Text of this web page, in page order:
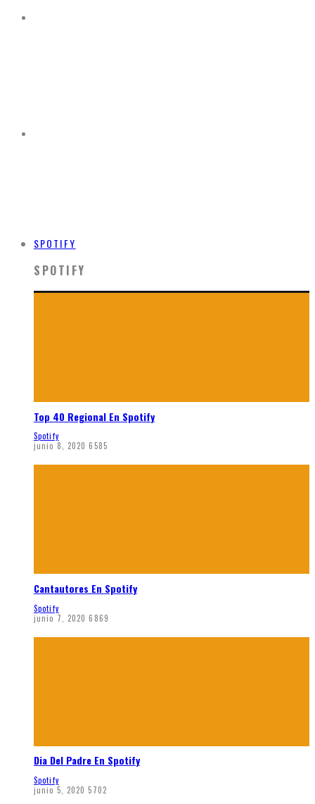
SPOTIFY
SPOTIFY
Top 40 Regional En Spotify
Spotify
junio 8, 2020 6585
Cantautores En Spotify
Spotify
junio 7, 2020 6869
Dia Del Padre En Spotify
Spotify
junio 5, 2020 5702